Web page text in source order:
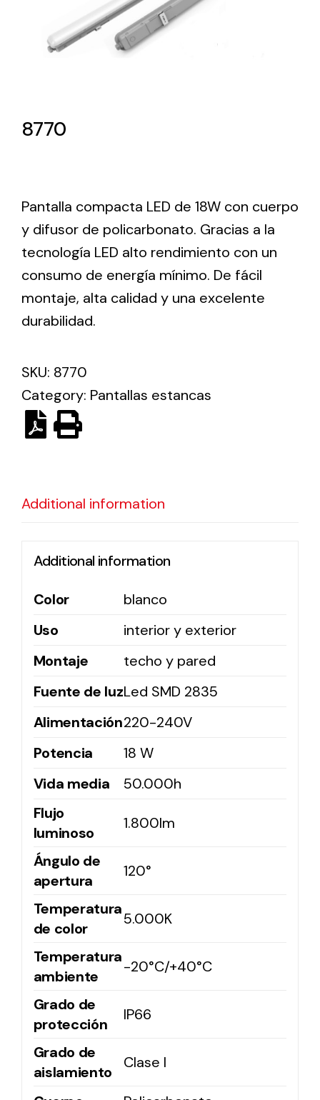
Lighting and Electrical
Equipment
Ventilación
Amplia gama de ventiladores y equipos de
ventilación industriales
Ventilation
The incorporation of Novovent into the group
meant a greater offer of ventilation products for
different uses
Variedad de soluciones solares para todo tipo
Solar lighting
8770
Pantalla compacta LED de 18W con cuerpo
y difusor de policarbonato. Gracias a la
tecnología LED alto rendimiento con un
consumo de energía mínimo. De fácil
montaje, alta calidad y una excelente
durabilidad.
SKU: 8770
Category: Pantallas estancas
Additional information
Additional information
Color
blanco
Uso
interior y exterior
Montaje
techo y pared
Fuente de luzLed SMD 2835
Alimentación220-240V
Potencia
18 W
Vida media
50.000h
Flujo
luminoso
1.800lm
Ángulo de
apertura
120°
Temperatura
de color
5.000K
Temperatura
ambiente
-20°C/+40°C
Grado de
protección
IP66
Grado de
aislamiento
Clase I